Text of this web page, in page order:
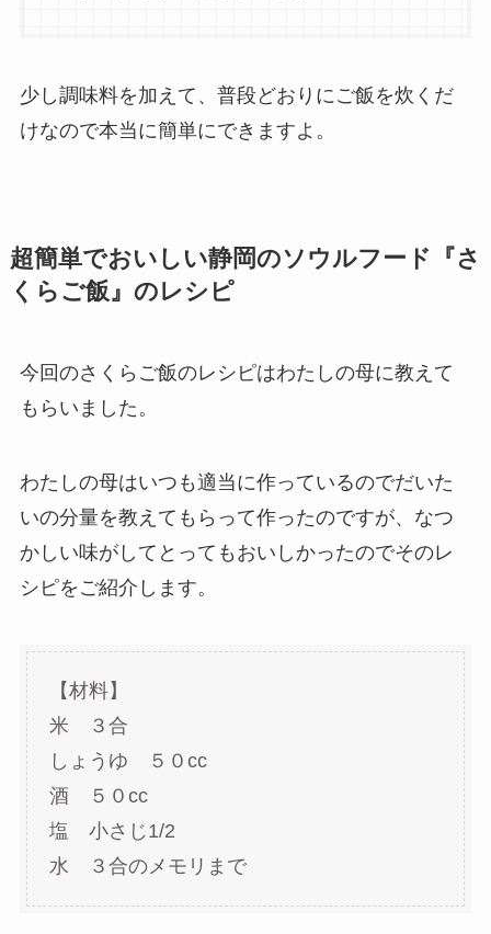
少し調味料を加えて、普段どおりにご飯を炊くだ
けなので本当に簡単にできますよ。
超簡単でおいしい静岡のソウルフード『さ
くらご飯』のレシピ
今回のさくらご飯のレシピはわたしの母に教えて
もらいました。
わたしの母はいつも適当に作っているのでだいた
いの分量を教えてもらって作ったのですが、なつ
かしい味がしてとってもおいしかったのでそのレ
シピをご紹介します。
【材料】
米 ３合
しょうゆ ５０cc
酒 ５０cc
塩 小さじ1/2
水 ３合のメモリまで